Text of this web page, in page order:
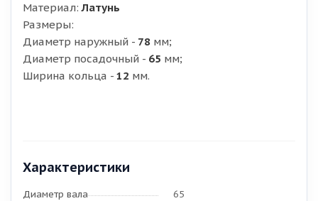
Материал:Латунь
Размеры:
Диаметр наружный - 78 мм;
Диаметр посадочный - 65 мм;
Ширина кольца - 12 мм.
Характеристики
Диаметр вала
65